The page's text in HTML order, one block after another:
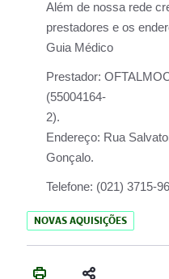
Além de nossa rede
prestadores e os
Guia Médico
Prestador:
(55004164-
Endereço: Rua
Gonçalo.
Telefone: (021) 3715-
NOVAS AQUISIÇÕES